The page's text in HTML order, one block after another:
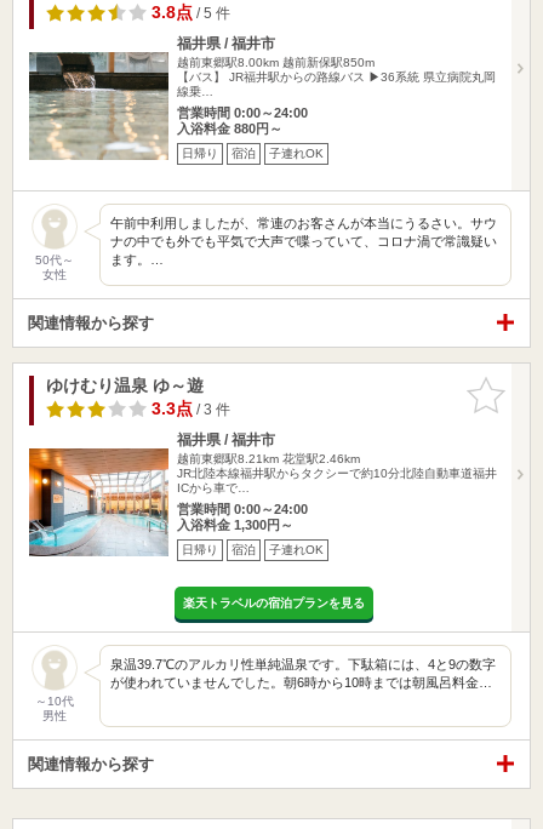
3.8点/ 5 件
福井県 / 福井市
越前東郷駅8.00km 越前新保駅850m
【バス】 JR福井駅からの路線バス ▶36系統 県立病院丸岡
線乗…
営業時間 0:00～24:00
入浴料金 880円～
日帰り 宿泊 子連れOK
50代～
女性
午前中利用しましたが、常連のお客さんが本当にうるさい。サウ
ナの中でも外でも平気で大声で喋っていて、コロナ渦で常識疑い
ます。…
関連情報から探す
お気に入
りに追加
ゆけむり温泉 ゆ～遊
3.3点/ 3 件
福井県 / 福井市
越前東郷駅8.21km 花堂駅2.46km
JR北陸本線福井駅からタクシーで約10分北陸自動車道福井
ICから車で…
営業時間 0:00～24:00
入浴料金 1,300円～
日帰り 宿泊 子連れOK
楽天トラベルの宿泊プランを見る
～10代
男性
泉温39.7℃のアルカリ性単純温泉です。下駄箱には、4と9の数字
が使われていませんでした。朝6時から10時までは朝風呂料金…
関連情報から探す